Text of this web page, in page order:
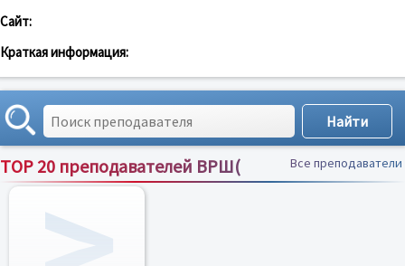
Сайт:
Краткая информация:
TOP 20 преподавателей ВРШ( Все преподаватели